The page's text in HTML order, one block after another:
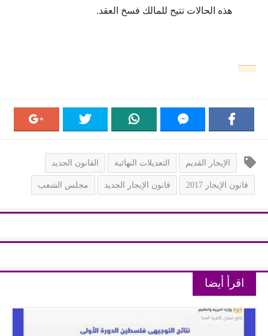
هذه الحالات تتيح للمالك فسخ العقد.
الإيجار القديم التعديلات النهائية القانون الجديد
قانون الإيجار 2017 قانون الإيجار الجديد مجلس الشعب
اقرأ أيضا